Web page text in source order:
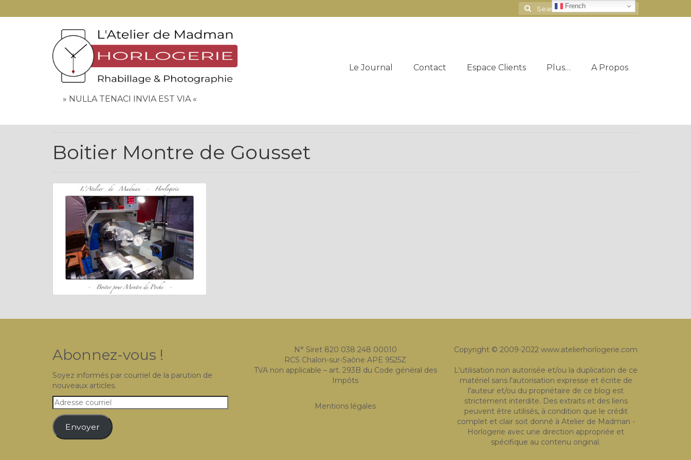
Search
for:
» NULLA TENACI INVIA EST VIA «
Le Journal Contact Espace Clients Plus… A Propos
Boitier Montre de Gousset
Abonnez-vous !
Soyez informés par courriel de la parution de
nouveaux articles.
Adresse
courriel
Envoyer
N° Siret 820 038 248 00010
RCS Chalon-sur-Saône APE 9525Z
TVA non applicable – art. 293B du Code général des
Impôts
Mentions légales
Copyright © 2009-2022 www.atelierhorlogerie.com
L'utilisation non autorisée et/ou la duplication de ce
matériel sans l'autorisation expresse et écrite de
l'auteur et/ou du propriétaire de ce blog est
strictement interdite. Des extraits et des liens
peuvent être utilisés, à condition que le crédit
complet et clair soit donné à Atelier de Madman -
Horlogerie avec une direction appropriée et
spécifique au contenu original.
French